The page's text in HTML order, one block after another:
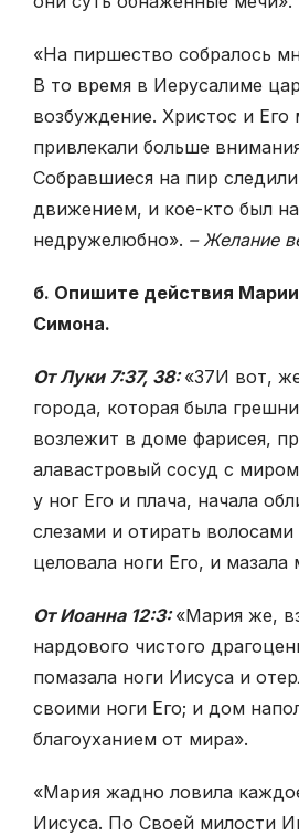
«На пиршество собралось
В то время в Иерусалиме
возбуждение. Христос и Его
привлекали больше
Собравшиеся на пир
движением, и кое-кто был
недружелюбно». – Желание
б. Опишите действия
Симона.
От Луки 7:37, 38:«37И вот,
города, которая была
возлежит в доме фарисея,
алавастровый сосуд с миром
у ног Его и плача, начала
слезами и отирать
целовала ноги Его, и мазала
От Иоанна 12:3:«Мария же,
нардового чистого
помазала ноги Иисуса и
своими ноги Его; и дом
благоуханием от мира».
«Мария жадно ловила
Иисуса. По Своей милости